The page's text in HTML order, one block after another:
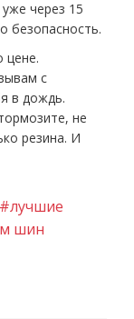
через 15
безопасность.
цене.
с
в дождь.
не
резина. И
#лучшие
шин